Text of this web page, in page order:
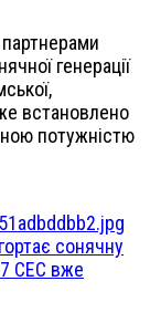
генерації
встановлено
потужністю
сонячну
СЕС вже